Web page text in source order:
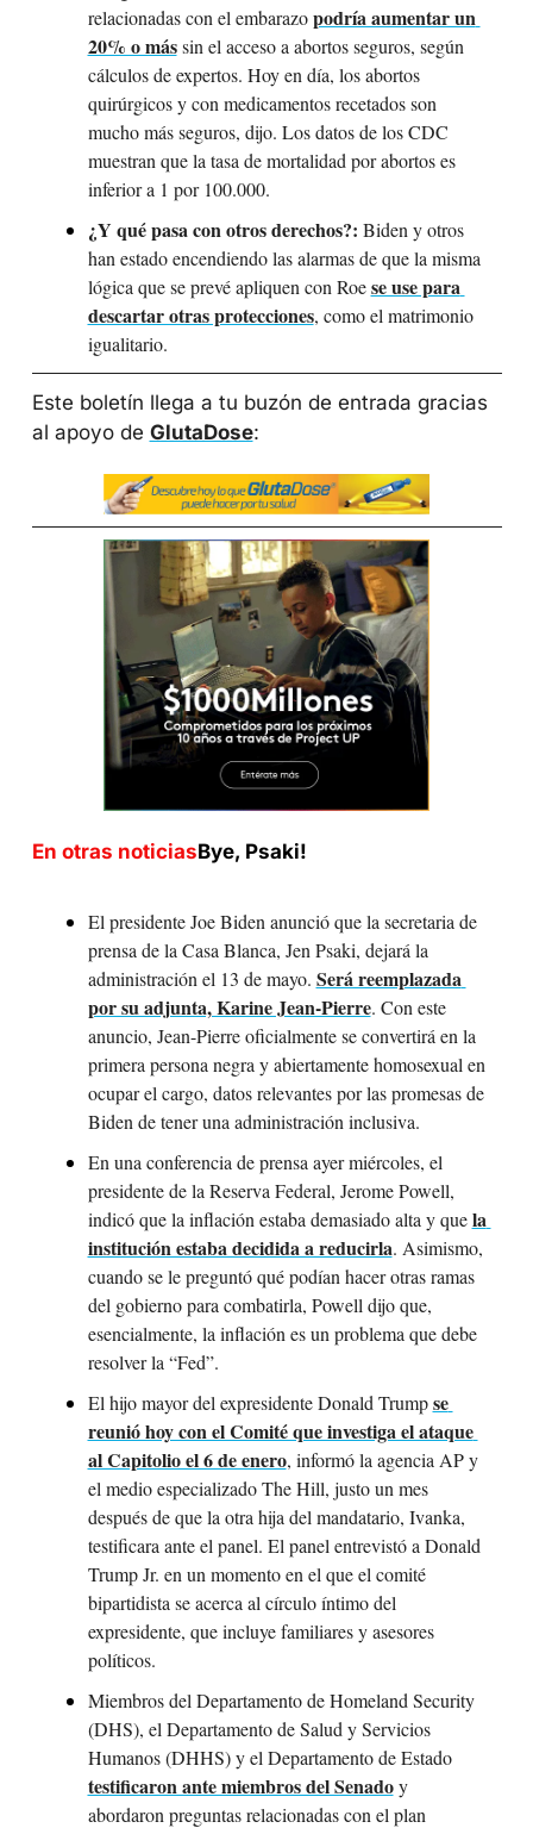
relacionadas con el embarazo podría aumentar un
20% o más sin el acceso a abortos seguros, según
cálculos de expertos. Hoy en día, los abortos
quirúrgicos y con medicamentos recetados son
mucho más seguros, dijo. Los datos de los CDC
muestran que la tasa de mortalidad por abortos es
inferior a 1 por 100.000.
¿Y qué pasa con otros derechos?: Biden y otros
han estado encendiendo las alarmas de que la misma
lógica que se prevé apliquen con Roe se use para
descartar otras protecciones, como el matrimonio
igualitario.
Este boletín llega a tu buzón de entrada gracias
al apoyo de GlutaDose:
En otras noticiasBye, Psaki!
El presidente Joe Biden anunció que la secretaria de
prensa de la Casa Blanca, Jen Psaki, dejará la
administración el 13 de mayo. Será reemplazada
por su adjunta, Karine Jean-Pierre. Con este
anuncio, Jean-Pierre oficialmente se convertirá en la
primera persona negra y abiertamente homosexual en
ocupar el cargo, datos relevantes por las promesas de
Biden de tener una administración inclusiva.
En una conferencia de prensa ayer miércoles, el
presidente de la Reserva Federal, Jerome Powell,
indicó que la inflación estaba demasiado alta y que la
institución estaba decidida a reducirla. Asimismo,
cuando se le preguntó qué podían hacer otras ramas
del gobierno para combatirla, Powell dijo que,
esencialmente, la inflación es un problema que debe
resolver la “Fed”.
El hijo mayor del expresidente Donald Trump se
reunió hoy con el Comité que investiga el ataque
al Capitolio el 6 de enero, informó la agencia AP y
el medio especializado The Hill, justo un mes
después de que la otra hija del mandatario, Ivanka,
testificara ante el panel. El panel entrevistó a Donald
Trump Jr. en un momento en el que el comité
bipartidista se acerca al círculo íntimo del
expresidente, que incluye familiares y asesores
políticos.
Miembros del Departamento de Homeland Security
(DHS), el Departamento de Salud y Servicios
Humanos (DHHS) y el Departamento de Estado
testificaron ante miembros del Senado y
abordaron preguntas relacionadas con el plan